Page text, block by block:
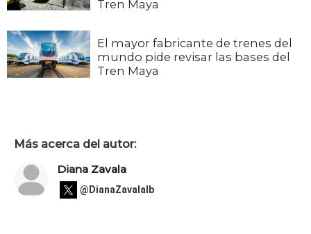
Tren Maya
El mayor fabricante de trenes del
mundo pide revisar las bases del
Tren Maya
Más acerca del autor:
Diana Zavala
@DianaZavalaIb